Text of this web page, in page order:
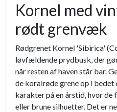
Kornel med
rødt grenvæk
Rødgrenet Kornel 'Sibirica'
løvfældende prydbusk, der
når resten af haven står bar.
de koralrøde grene op i bedet
karakter på en årstid, hvor
eller brune silhuetter. Det er